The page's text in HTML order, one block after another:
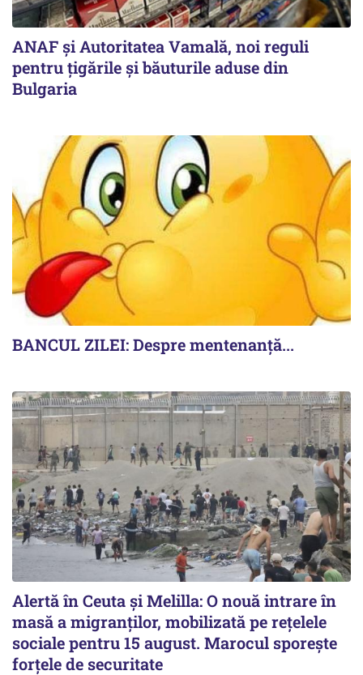
ANAF și Autoritatea Vamală, noi reguli
pentru țigările și băuturile aduse din
Bulgaria
BANCUL ZILEI: Despre mentenanță...
Alertă în Ceuta și Melilla: O nouă intrare în
masă a migranților, mobilizată pe rețelele
sociale pentru 15 august. Marocul sporește
forțele de securitate